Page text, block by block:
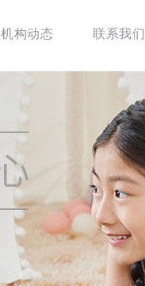
机构动态 联系我们